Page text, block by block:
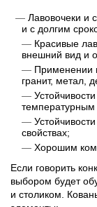
Лавовочеки и
и с долгим
Красивые
внешний вид и
Применении
гранит, метал,
свойствах;
Хорошим
Если говорить
выбором будет
и столиком.